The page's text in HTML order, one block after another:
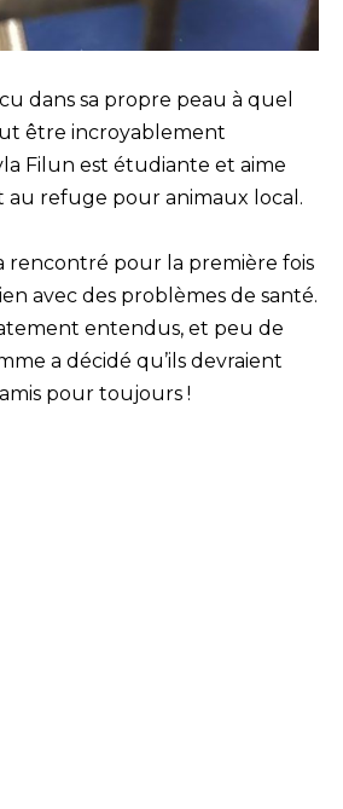
dans sa propre peau à quel
être incroyablement
Filun est étudiante et aime
au refuge pour animaux local.
a rencontré pour la première fois
avec des problèmes de santé.
entendus, et peu de
a décidé qu’ils devraient
pour toujours !